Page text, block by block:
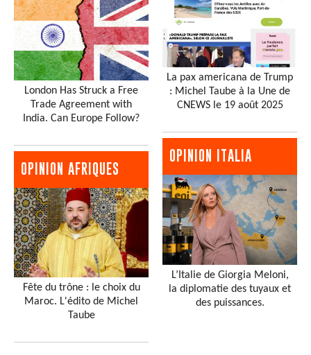
London Has Struck a Free
Trade Agreement with
India. Can Europe Follow?
OPINION AFRIQUES
Fête du trône : le choix du
Maroc. L'édito de Michel
Taube
La pax americana de Trump
: Michel Taube à la Une de
CNEWS le 19 août 2025
OPINION ITALIA
L’Italie de Giorgia Meloni,
la diplomatie des tuyaux et
des puissances.